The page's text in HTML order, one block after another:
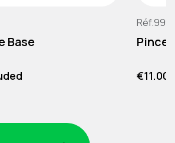
Base Pince
Price
€11.00